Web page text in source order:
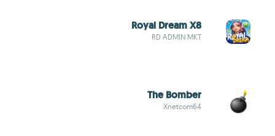
Royal Dream X8
RD ADMIN MKT
The Bomber
Xnetcom64